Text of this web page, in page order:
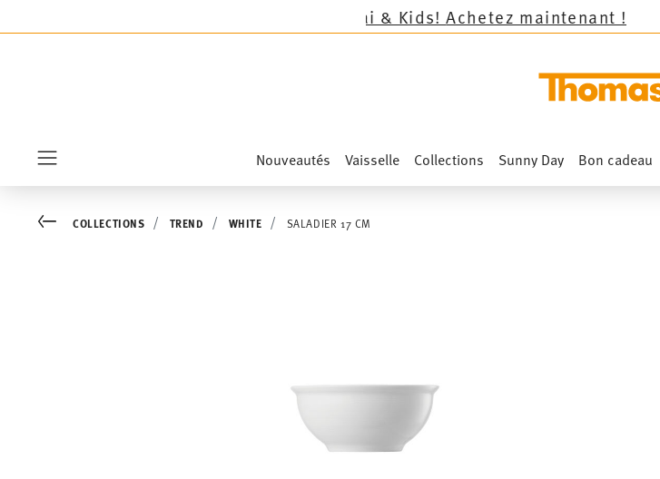
Achetez maintenant !
Nouveautés Vaisselle Collections Sunny Day Bon cadeau
Go backCOLLECTIONS TREND WHITE SALADIER 17 CM